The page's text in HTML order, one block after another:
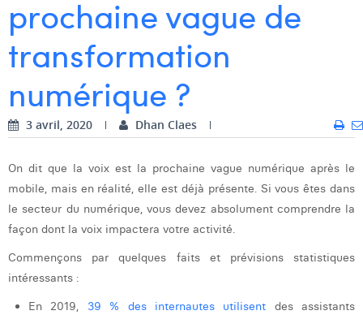
Dhan Claes
Diane Tremouroux
Edouard Polet
Elio Civalleri
Floriane Defacqz
Janne Beke
Jonas Geiregat
prochaine vague de
transformation
numérique ?
3 avril, 2020 Dhan Claes
On dit que la voix est la prochaine vague numérique après le
mobile, mais en réalité, elle est déjà présente. Si vous êtes dans
le secteur du numérique, vous devez absolument comprendre la
façon dont la voix impactera votre activité.
Commençons par quelques faits et prévisions statistiques
intéressants :
En 2019, 39 % des internautes utilisent des assistants